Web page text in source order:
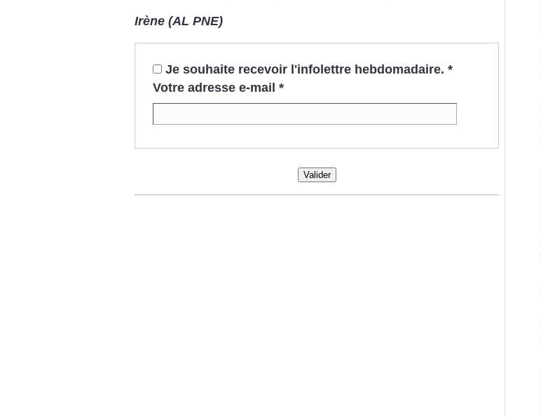
Irène (AL PNE)
Je souhaite recevoir l'infolettre hebdomadaire. *
Votre adresse e-mail *
Valider